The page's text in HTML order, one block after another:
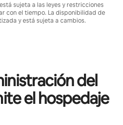
sujeta a las leyes y restricciones
con el tiempo. La disponibilidad de
y está sujeta a cambios.
del
el hospedaje